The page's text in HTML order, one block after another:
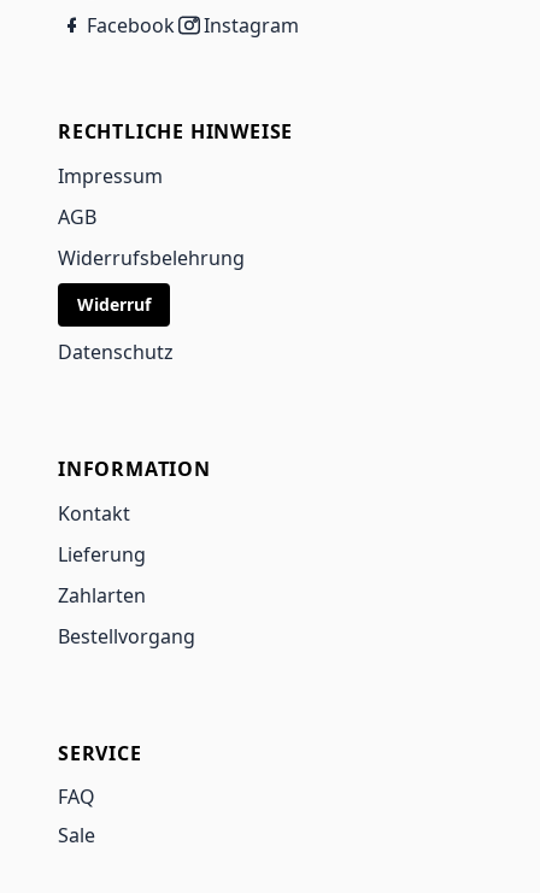
Facebook
Instagram
RECHTLICHE HINWEISE
Impressum
AGB
Widerrufsbelehrung
Widerruf
Datenschutz
INFORMATION
Kontakt
Lieferung
Zahlarten
Bestellvorgang
SERVICE
FAQ
Sale